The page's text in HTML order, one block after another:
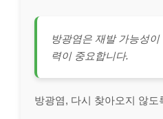
방광염은 재발 가능성
력이 중요합니다.
방광염, 다시 찾아오지 않도